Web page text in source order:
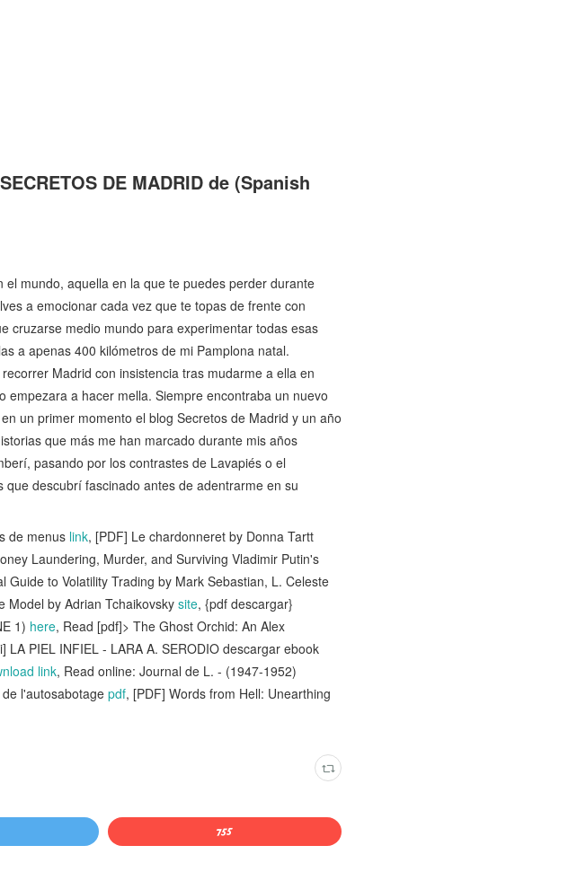
DE MADRID de (Spanish
mundo, aquella en la que te puedes perder durante
a emocionar cada vez que te topas de frente con
cruzarse medio mundo para experimentar todas esas
a apenas 400 kilómetros de mi Pamplona natal.
Madrid con insistencia tras mudarme a ella en
a hacer mella. Siempre encontraba un nuevo
un primer momento el blog Secretos de Madrid y un año
que más me han marcado durante mis años
pasando por los contrastes de Lavapiés o el
descubrí fascinado antes de adentrarme en su
de menus link, [PDF] Le chardonneret by Donna Tartt
Laundering, Murder, and Surviving Vladimir Putin's
Guide to Volatility Trading by Mark Sebastian, L. Celeste
Model by Adrian Tchaikovsky site, {pdf descargar}
1) here, Read [pdf]> The Ghost Orchid: An Alex
LA PIEL INFIEL - LARA A. SERODIO descargar ebook
link, Read online: Journal de L. - (1947-1952)
l'autosabotage pdf, [PDF] Words from Hell: Unearthing